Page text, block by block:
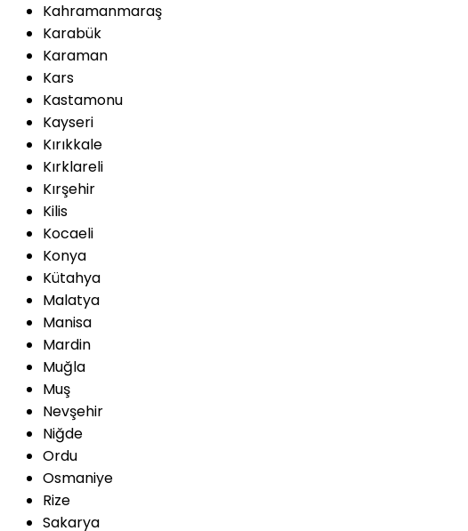
Kahramanmaraş
Karabük
Karaman
Kars
Kastamonu
Kayseri
Kırıkkale
Kırklareli
Kırşehir
Kilis
Kocaeli
Konya
Kütahya
Malatya
Manisa
Mardin
Muğla
Muş
Nevşehir
Niğde
Ordu
Osmaniye
Rize
Sakarya